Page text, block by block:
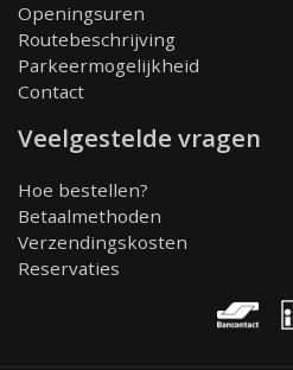
Openingsuren
Routebeschrijving
Parkeermogelijkheid
Contact
Veelgestelde vragen
Hoe bestellen?
Betaalmethoden
Verzendingskosten
Reservaties